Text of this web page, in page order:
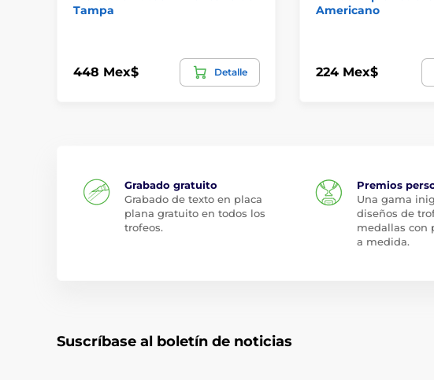
Tampa
448 Mex$ Detalle
Americano
224 Mex$
Grabado gratuito
Grabado de texto en placa
plana gratuito en todos los
trofeos.
Premios
Una gama
diseños de
medallas con
a medida.
Suscríbase al boletín de noticias